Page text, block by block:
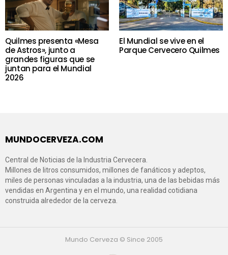
Quilmes presenta «Mesa
de Astros», junto a
grandes figuras que se
juntan para el Mundial
2026
El Mundial se vive en el
Parque Cervecero Quilmes
MUNDOCERVEZA.COM
Central de Noticias de la Industria Cervecera.
Millones de litros consumidos, millones de fanáticos y adeptos,
miles de personas vinculadas a la industria, una de las bebidas más
vendidas en Argentina y en el mundo, una realidad cotidiana
construida alrededor de la cerveza.
Mundo Cerveza © Since 2005